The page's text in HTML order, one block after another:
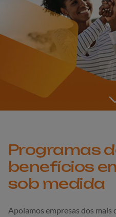
Programas
benefícios
sob medida
Apoiamos empresas dos mais